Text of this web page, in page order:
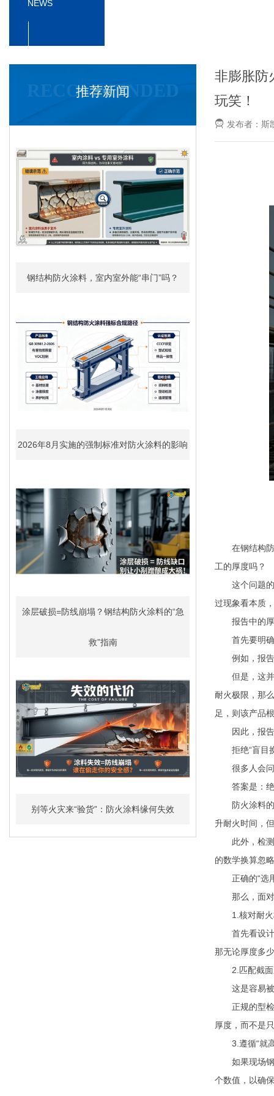
NEWS
RECOMMENDED
推荐新闻
钢结构防火涂料，室内室外能“串门”吗？
2026年8月实施的强制标准对防火涂料的影响
涂层破损=防线崩塌？钢结构防火涂料的“急
救”指南
别等火灾来“验货”：防火涂料缘何失效
非膨胀防
玩笑！
发布者：
在钢结构防
工的厚度吗？
这个问题的
过现象看本质
报告中的厚
首先要明确
例如，报告
但是，这并
耐火极限，那
足，则该产品
因此，报告
拒绝“盲目换
很多人会问
答案是：绝
防火涂料的
升耐火时间，
此外，检测
的数学换算忽
正确的“选用
那么，面对
1.核对耐火
首先看设计
那无论厚度多
2.匹配截面
这是容易被
正规的型检
厚度，而不是
3.遵循“就高
如果现场钢
个数值，以确